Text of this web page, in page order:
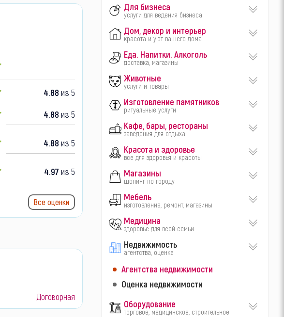
4.88 из 5
4.88 из 5
4.88 из 5
4.97 из 5
Все оценки
Договорная
Для бизнеса
услуги для ведения бизнеса
Дом, декор и интерьер
красота и уют вашего дома
Еда. Напитки. Алкоголь
доставка, магазины
Животные
услуги и товары
Изготовление памятников
ритуальные услуги
Кафе, бары, рестораны
заведения для отдыха
Красота и здоровье
все для здоровья и красоты
Магазины
шопинг по городу
Мебель
изготовление, ремонт, магазины
Медицина
здоровье для всей семьи
Недвижимость
агентства, оценка
Агентства недвижимости
Оценка недвижимости
Оборудование
торговое, медицинское, строительное